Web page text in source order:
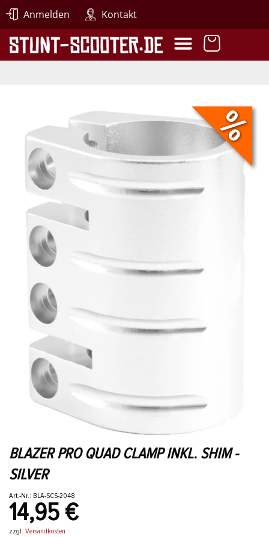
Anmelden Kontakt
BLAZER PRO QUAD CLAMP INKL. SHIM -
SILVER
Art.-Nr.: BLA-SCS-2048
14,95 €
zzgl. Versandkosten